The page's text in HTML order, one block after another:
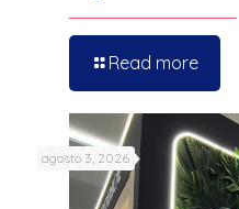
Read more
agosto 3, 2026